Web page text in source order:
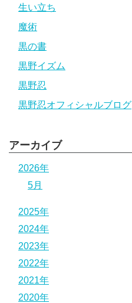
生い立ち
魔術
黒の書
黒野イズム
黒野忍
黒野忍オフィシャルブログ
アーカイブ
2026年
5月
2025年
2024年
2023年
2022年
2021年
2020年